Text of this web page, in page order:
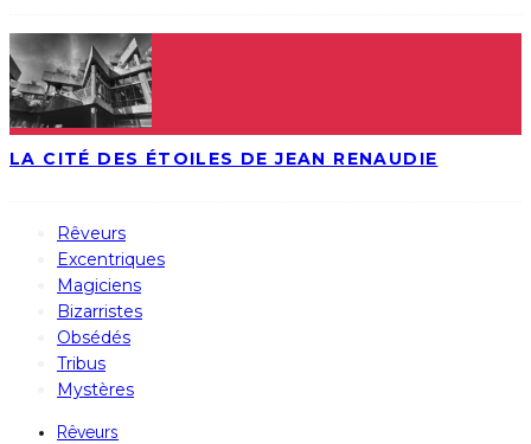
LA CITÉ DES ÉTOILES DE JEAN RENAUDIE
Rêveurs
Excentriques
Magiciens
Bizarristes
Obsédés
Tribus
Mystères
Rêveurs